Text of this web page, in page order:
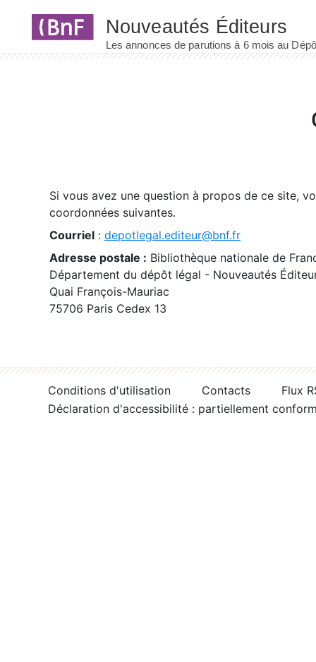
Si vous avez une question à propos de ce site,
coordonnées suivantes.
Courriel : depotlegal.editeur@bnf.fr
Adresse postale : Bibliothèque nationale de
Département du dépôt légal - Nouveautés
Quai François-Mauriac
75706 Paris Cedex 13
Conditions d'utilisation Contacts
Flux
Déclaration d'accessibilité : partiellement